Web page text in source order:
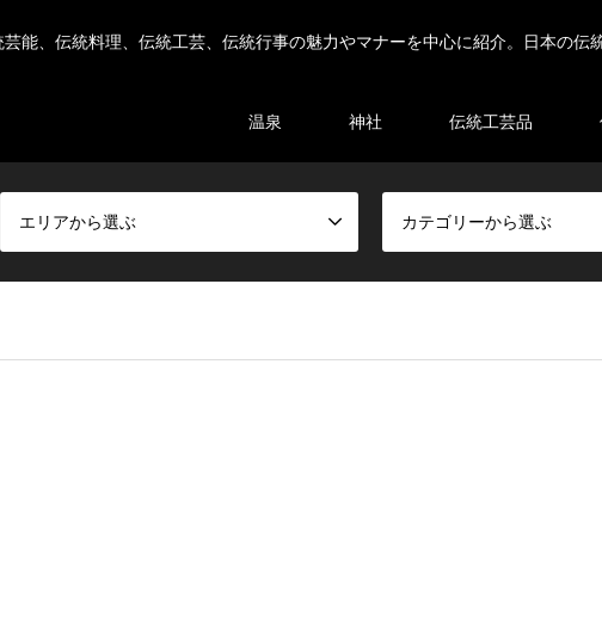
能、伝統料理、伝統工芸、伝統行事の魅力やマナーを中心に紹介。日本の
温泉 神社 伝統工芸品
エリアから選ぶ カテゴリーから選ぶ